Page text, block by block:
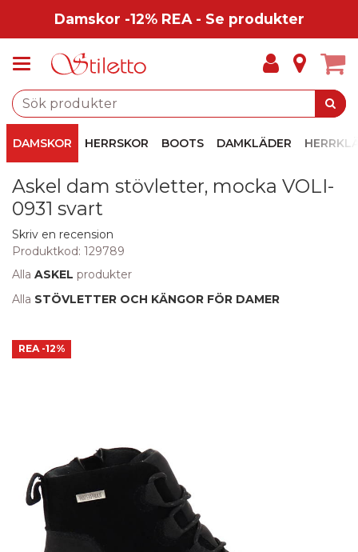
Damskor -12% REA - Se produkter
DAMSKOR HERRSKOR BOOTS DAMKLÄDER
Askel dam stövletter, mocka VOLI-
0931 svart
Skriv en recension
Produktkod: 129789
Alla ASKEL produkter
Alla STÖVLETTER OCH KÄNGOR FÖR DAMER
REA -12%